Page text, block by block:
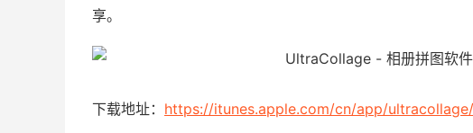
享。
下载地址： https://itunes.apple.com/cn/app/